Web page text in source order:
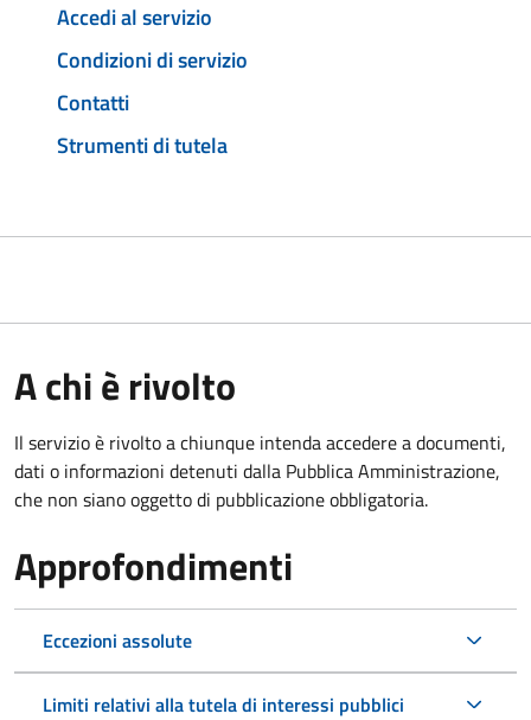
Accedi al servizio
Condizioni di servizio
Contatti
Strumenti di tutela
A chi è rivolto
Il servizio è rivolto a chiunque intenda accedere a documenti,
dati o informazioni detenuti dalla Pubblica Amministrazione,
che non siano oggetto di pubblicazione obbligatoria.
Approfondimenti
Eccezioni assolute
Limiti relativi alla tutela di interessi pubblici